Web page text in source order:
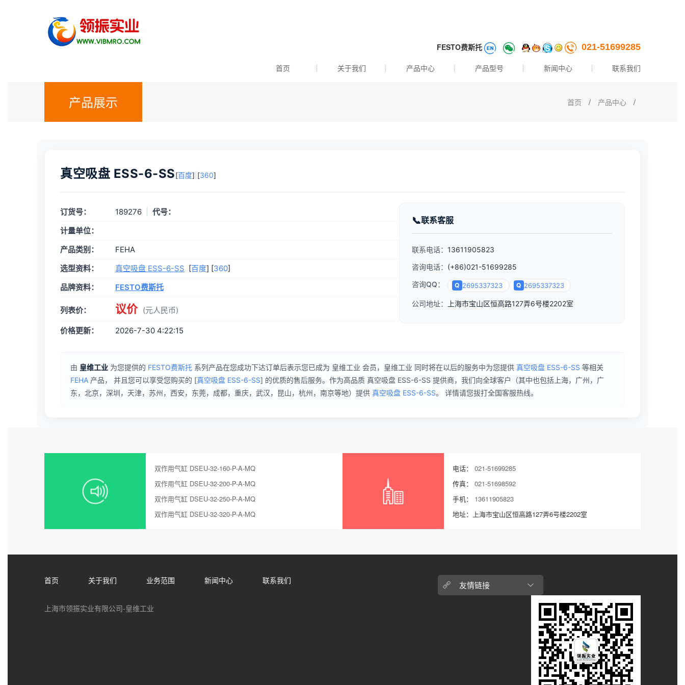
FESTO费斯托 021-51699285
首页 关于我们 产品中心 产品型号 新闻中心 联系我们
产品展示 首页 / 产品中心 /
真空吸盘 ESS-6-SS[百度] [360]
订货号： 189276
代号：
计量单位：
产品类别：
FEHA
选型资料：
真空吸盘 ESS-6-SS [百度] [360]
品牌资料：
FESTO费斯托
列表价： 议价 (元人民币)
价格更新： 2026-7-30 4:22:15
联系客服
联系电话： 13611905823
咨询电话： (+86)021-51699285
咨询QQ：
Q 2695337323 Q 2695337323
公司地址： 上海市宝山区恒高路127弄6号楼2202室
由 皇维工业 为您提供的 FESTO费斯托 系列产品在您成功下达订单后表示您已成为 皇维工业 会员，皇维工业 同时将在以后的服务中为您提供 真空吸盘 ESS-6-SS 等相关
FEHA 产品， 并且您可以享受您购买的 [真空吸盘 ESS-6-SS] 的优质的售后服务。作为高品质 真空吸盘 ESS-6-SS 提供商，我们向全球客户（其中也包括上海，广州，广
东，北京，深圳，天津，苏州，西安，东莞，成都，重庆，武汉，昆山，杭州，南京等地）提供 真空吸盘 ESS-6-SS。 详情请您拔打全国客服热线。
双作用气缸 DSEU-32-160-P-A-MQ
双作用气缸 DSEU-32-200-P-A-MQ
双作用气缸 DSEU-32-250-P-A-MQ
双作用气缸 DSEU-32-320-P-A-MQ
电话：
021-51699285
传真：
021-51698592
手机：
13611905823
地址：上海市宝山区恒高路127弄6号楼2202室
首页 关于我们 业务范围 新闻中心 联系我们
上海市领振实业有限公司-皇维工业
友情链接